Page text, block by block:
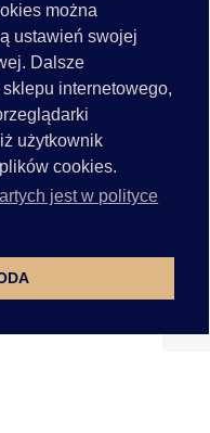
można
ustawień swojej
Dalsze
internetowego,
użytkownik
cookies.
jest w polityce